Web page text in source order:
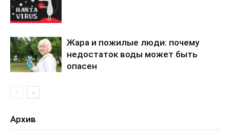
Жара и пожилые люди: почему
недостаток воды может быть
опасен
Архив